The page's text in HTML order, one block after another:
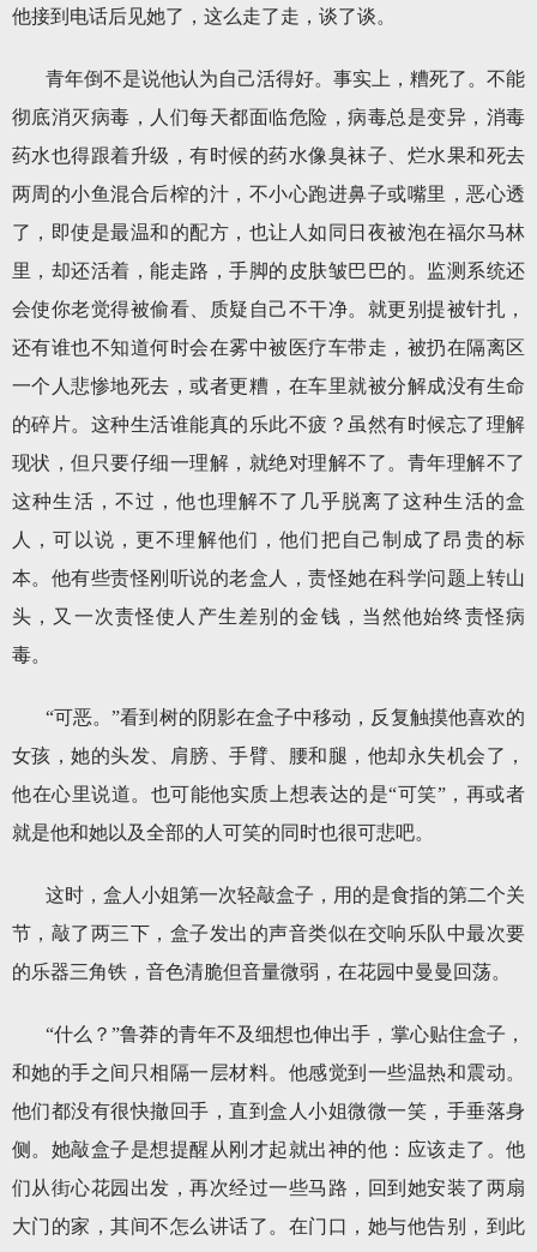
他接到电话后见她了，这么走了走，谈了谈。
青年倒不是说他认为自己活得好。事实上，糟死了。不能
彻底消灭病毒，人们每天都面临危险，病毒总是变异，消毒
药水也得跟着升级，有时候的药水像臭袜子、烂水果和死去
两周的小鱼混合后榨的汁，不小心跑进鼻子或嘴里，恶心透
了，即使是最温和的配方，也让人如同日夜被泡在福尔马林
里，却还活着，能走路，手脚的皮肤皱巴巴的。监测系统还
会使你老觉得被偷看、质疑自己不干净。就更别提被针扎，
还有谁也不知道何时会在雾中被医疗车带走，被扔在隔离区
一个人悲惨地死去，或者更糟，在车里就被分解成没有生命
的碎片。这种生活谁能真的乐此不疲？虽然有时候忘了理解
现状，但只要仔细一理解，就绝对理解不了。青年理解不了
这种生活，不过，他也理解不了几乎脱离了这种生活的盒
人，可以说，更不理解他们，他们把自己制成了昂贵的标
本。他有些责怪刚听说的老盒人，责怪她在科学问题上转山
头，又一次责怪使人产生差别的金钱，当然他始终责怪病
毒。
“可恶。”看到树的阴影在盒子中移动，反复触摸他喜欢的
女孩，她的头发、肩膀、手臂、腰和腿，他却永失机会了，
他在心里说道。也可能他实质上想表达的是“可笑”，再或者
就是他和她以及全部的人可笑的同时也很可悲吧。
这时，盒人小姐第一次轻敲盒子，用的是食指的第二个关
节，敲了两三下，盒子发出的声音类似在交响乐队中最次要
的乐器三角铁，音色清脆但音量微弱，在花园中曼曼回荡。
“什么？”鲁莽的青年不及细想也伸出手，掌心贴住盒子，
和她的手之间只相隔一层材料。他感觉到一些温热和震动。
他们都没有很快撤回手，直到盒人小姐微微一笑，手垂落身
侧。她敲盒子是想提醒从刚才起就出神的他：应该走了。他
们从街心花园出发，再次经过一些马路，回到她安装了两扇
大门的家，其间不怎么讲话了。在门口，她与他告别，到此